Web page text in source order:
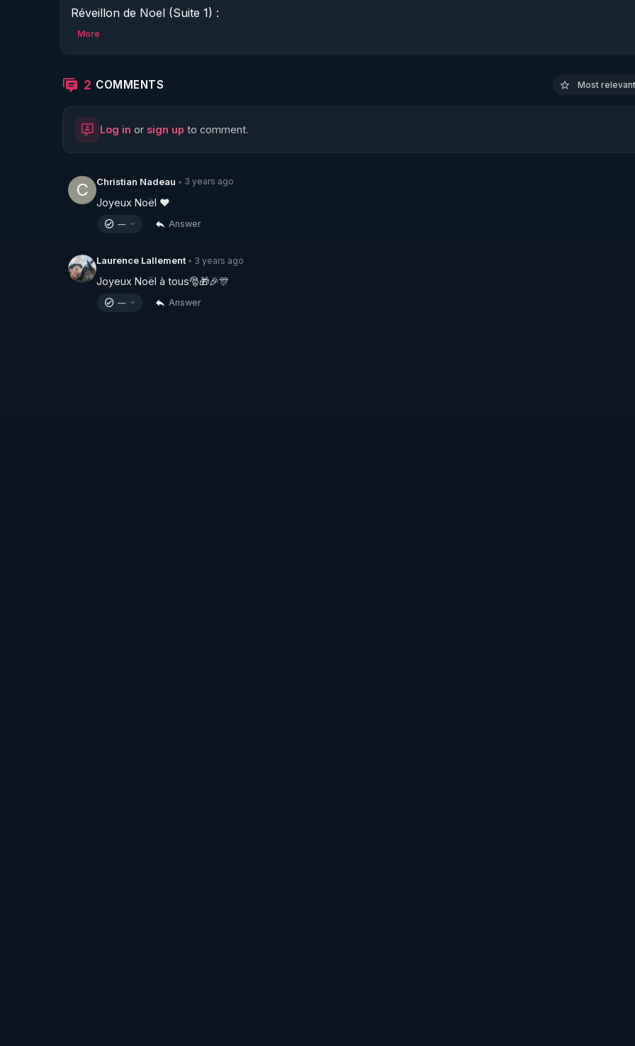
Réveillon de Noel (Suite 1) :
Ce Live a été interrompu 2 fois et est donc à voir ici :
More
2 COMMENTS Most
Log in or sign up to comment.
C Christian Nadeau • 3 years ago
Joyeux Noël ♥️
— Answer
Laurence Lallement • 3 years ago
Joyeux Noël à tous🎅🎁🎉🎊
— Answer